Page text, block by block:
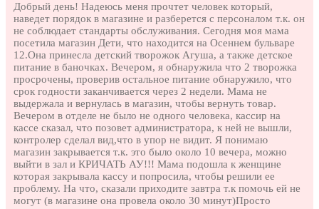
Добрый день! Надеюсь меня прочтет человек который,
наведет порядок в магазине и разберется с персоналом т.к. он
не соблюдает стандарты обслуживания. Сегодня моя мама
посетила магазин Дети, что находится на Осеннем бульваре
12.Она принесла детский творожок Агуша, а также детское
питание в баночках. Вечером, я обнаружила что 2 творожка
просрочены, проверив остальное питание обнаружило, что
срок годности заканчивается через 2 недели. Мама не
выдержала и вернулась в магазин, чтобы вернуть товар.
Вечером в отделе не было не одного человека, кассир на
кассе сказал, что позовет администратора, к ней не вышли,
контролер сделал вид,что в упор не видит. Я понимаю
магазин закрывается т.к. это было около 10 вечера, можно
выйти в зал и КРИЧАТЬ АУ!!! Мама подошла к женщине
которая закрывала кассу и попросила, чтобы решили ее
проблему. На что, сказали приходите завтра т.к помочь ей не
могут (в магазине она провела около 30 минут)Просто